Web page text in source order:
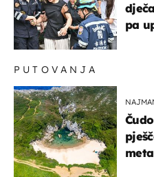
pa
PUTOVANJA